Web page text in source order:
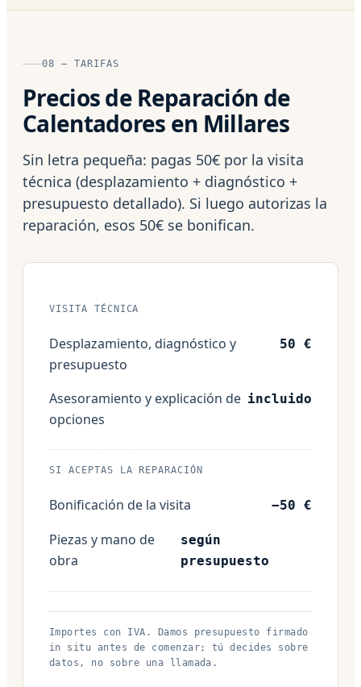
08 — TARIFAS
Precios de Reparación de
Calentadores en Millares
Sin letra pequeña: pagas 50€ por la visita
técnica (desplazamiento + diagnóstico +
presupuesto detallado). Si luego autorizas la
reparación, esos 50€ se bonifican.
VISITA TÉCNICA
Desplazamiento, diagnóstico y
presupuesto
50 €
Asesoramiento y explicación de
opciones
incluido
SI ACEPTAS LA REPARACIÓN
Bonificación de la visita −50 €
Piezas y mano de
obra
según
presupuesto
Importes con IVA. Damos presupuesto firmado
in situ antes de comenzar; tú decides sobre
datos, no sobre una llamada.